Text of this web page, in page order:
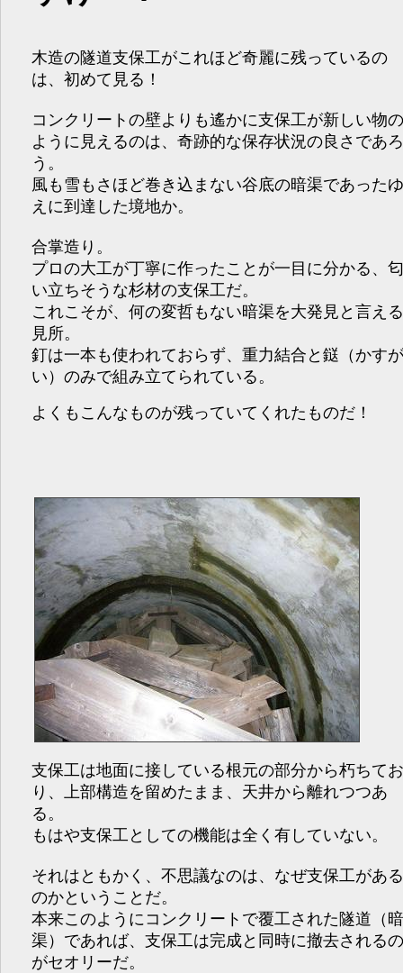
木造の隧道支保工がこれほど奇麗に残っているの
は、初めて見る！
コンクリートの壁よりも遙かに支保工が新しい物
ように見えるのは、奇跡的な保存状況の良さであ
う。
風も雪もさほど巻き込まない谷底の暗渠であった
えに到達した境地か。
合掌造り。
プロの大工が丁寧に作ったことが一目に分かる、
い立ちそうな杉材の支保工だ。
これこそが、何の変哲もない暗渠を大発見と言え
見所。
釘は一本も使われておらず、重力結合と鎹（かす
い）のみで組み立てられている。
よくもこんなものが残っていてくれたものだ！
支保工は地面に接している根元の部分から朽ちて
り、上部構造を留めたまま、天井から離れつつあ
る。
もはや支保工としての機能は全く有していない。
それはともかく、不思議なのは、なぜ支保工があ
のかということだ。
本来このようにコンクリートで覆工された隧道（
渠）であれば、支保工は完成と同時に撤去される
がセオリーだ。